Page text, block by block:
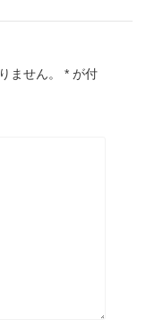
ません。 * が付